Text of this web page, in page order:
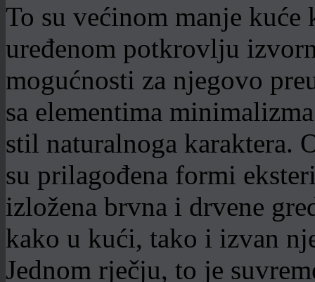
To su većinom manje
uređenom potkrovlju
mogućnosti za njegovo
sa elementima
stil naturalnoga karaktera.
su prilagođena formi
izložena brvna i drvene
kako u kući, tako i izvan
Jednom rječju, to je